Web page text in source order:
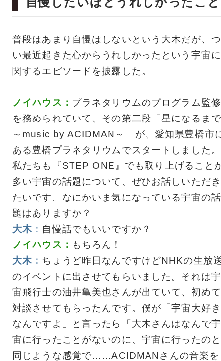
普段はあまり自慢はしないという大木だが、つ
い最近起きた心からうれしかったという宇宙に
関するエピソードを披露した。
ノイハウス： プラネタリウムのプログラム監修
を務められていて、その第二段「星になるまで
～music by ACIDMAN～」が、愛知県豊橋市
ある豊橋プラネタリウムでスタートしました。
私たちも『STEP ONE』でも取り上げること
多い宇宙の話題について、ぜひお話しいただき
たいです。なにかいま気になっている宇宙の話
題はありますか？
大木： 自慢話でもいいですか？
ノイハウス： もちろん！
大木： ちょうど昨日なんですけどNHKの生放
のイベントに出させてもらいました。それは宇
宙飛行士の油井亀美也さんが出ていて、初めて
対談させてもらったんです。僕が「宇宙大好き
なんですよ」と言ったら「大木さんはなんで宇
宙に行ったことがないのに、宇宙に行ったのと
同じような感覚で……ACIDMANさんの音楽を